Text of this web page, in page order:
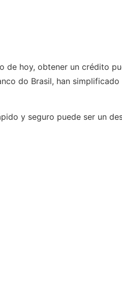
de hoy, obtener un crédito
do Brasil, han
y seguro puede ser un